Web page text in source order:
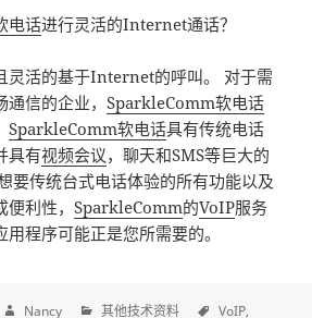
电话进行灵活的Internet通话？
灵活的基于Internet的呼叫。 对于需
通信的企业，SparkleComm软电话
SparkleComm软电话具有传统电话
具有视频会议，聊天和SMS等巨大的
要传统台式电话体验的所有功能以及
便利性，SparkleComm的VoIP服务
用程序可能正是您所需要的。
Nancy 其他技术资料 VoIP